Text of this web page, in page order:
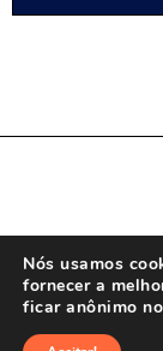
Nós usamos
fornecer a
ficar anônimo